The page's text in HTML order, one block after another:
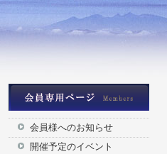
会員様へのお知らせ
開催予定のイベント